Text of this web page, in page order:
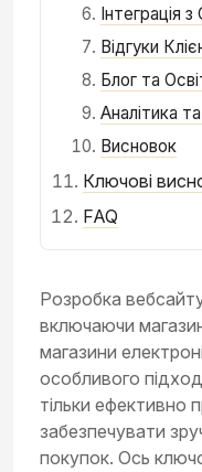
Інтеграція
Відгуки
Блог та
Аналітика
Висновок
Ключові
FAQ
Розробка вебсайту
включаючи
магазини
особливого
тільки ефективно
забезпечувати
покупок. Ось